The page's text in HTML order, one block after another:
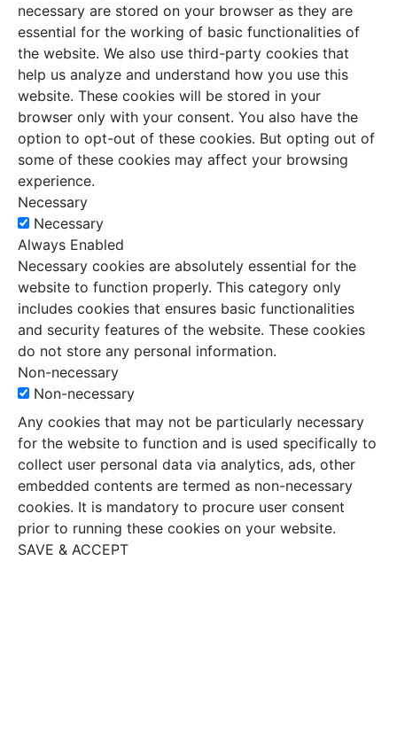
necessary are stored on your browser as they are
essential for the working of basic functionalities of
the website. We also use third-party cookies that
help us analyze and understand how you use this
website. These cookies will be stored in your
browser only with your consent. You also have the
option to opt-out of these cookies. But opting out of
some of these cookies may affect your browsing
experience.
Necessary
Necessary
Always Enabled
Necessary cookies are absolutely essential for the
website to function properly. This category only
includes cookies that ensures basic functionalities
and security features of the website. These cookies
do not store any personal information.
Non-necessary
Non-necessary
Any cookies that may not be particularly necessary
for the website to function and is used specifically to
collect user personal data via analytics, ads, other
embedded contents are termed as non-necessary
cookies. It is mandatory to procure user consent
prior to running these cookies on your website.
SAVE & ACCEPT